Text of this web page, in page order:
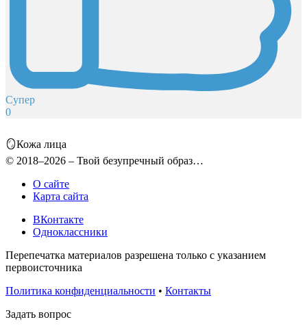
Супер
0
🪞Кожа лица
© 2018–2026 – Твой безупречный образ…
О сайте
Карта сайта
ВКонтакте
Одноклассники
Перепечатка материалов разрешена только с указанием
первоисточника
Политика конфиденциальности • Контакты
Задать вопрос